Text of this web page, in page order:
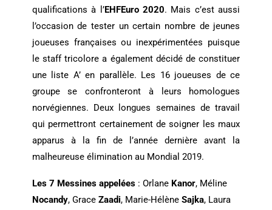
qualifications à l’EHFEuro 2020. Mais c’est aussi
l’occasion de tester un certain nombre de jeunes
joueuses françaises ou inexpérimentées puisque
le staff tricolore a également décidé de constituer
une liste A’ en parallèle. Les 16 joueuses de ce
groupe se confronteront à leurs homologues
norvégiennes. Deux longues semaines de travail
qui permettront certainement de soigner les maux
apparus à la fin de l’année dernière avant la
malheureuse élimination au Mondial 2019.
Les 7 Messines appelées: Orlane Kanor, Méline
Nocandy, Grace Zaadi, Marie-Hélène Sajka, Laura